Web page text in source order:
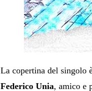
La copertina del singolo
Federico Unia, amico e